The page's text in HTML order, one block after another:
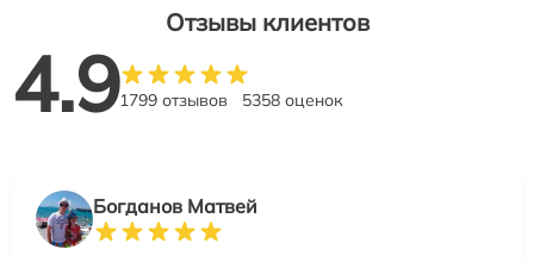
Отзывы клиентов
4.91799 отзывов 5358 оценок
Богданов Матвей